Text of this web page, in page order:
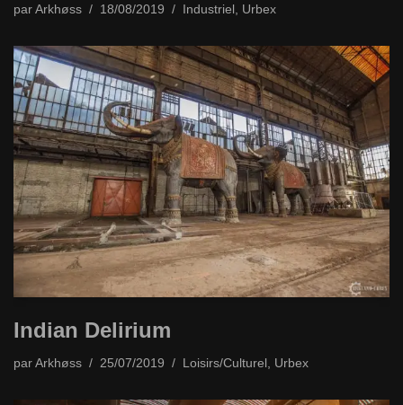
par Arkhøss 18/08/2019 Industriel Urbex
Indian Delirium
par Arkhøss 25/07/2019 Loisirs/Culturel Urbex